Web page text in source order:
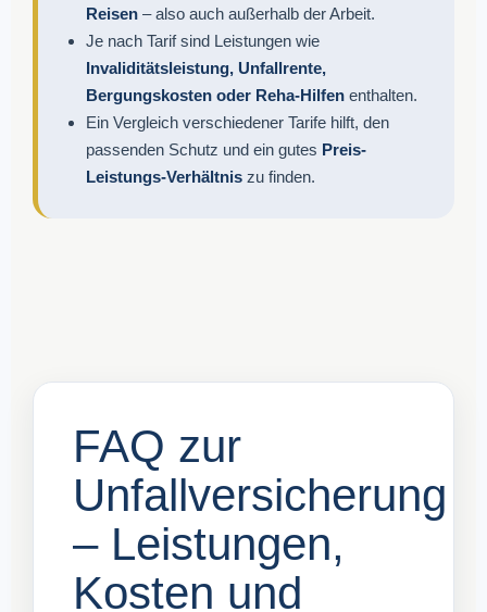
Reisen – also auch außerhalb der Arbeit.
Je nach Tarif sind Leistungen wie
Invaliditätsleistung, Unfallrente,
Bergungskosten oder Reha-Hilfen enthalten.
Ein Vergleich verschiedener Tarife hilft, den
passenden Schutz und ein gutes Preis-
Leistungs-Verhältnis zu finden.
FAQ zur
Unfallversicherung
– Leistungen,
Kosten und